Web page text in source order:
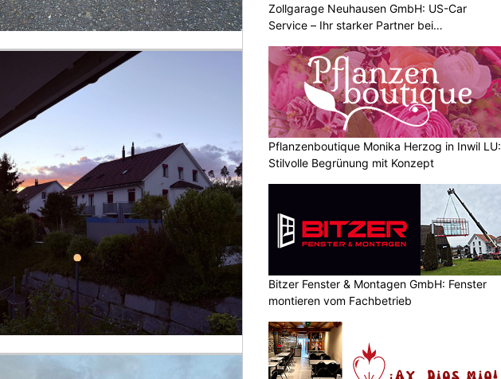
Zollgarage Neuhausen GmbH: US-Car
Service – Ihr starker Partner bei
Pflanzenboutique Monika Herzog in Inwil LU:
Stilvolle Begrünung mit Konzept
Bitzer Fenster & Montagen GmbH: Fenster
montieren vom Fachbetrieb